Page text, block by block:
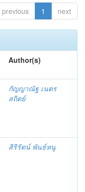
previous 1 next
Author(s)
กัญญาณัฐ เนตร
สถิตย์
สิริรัตน์ พันธ์หนู